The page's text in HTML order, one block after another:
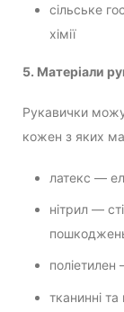
сільське
хімії
5. Матеріали
Рукавички
кожен з яких
латекс —
нітрил —
поліетилен
тканинні